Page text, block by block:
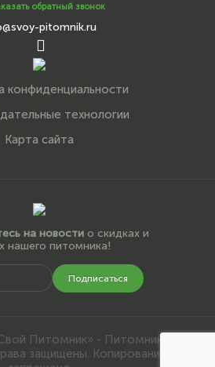
обратный звонок
pitomnik.ru
конфиденциальности
технологии
Карта сайта
на новостио скидках и
нашего питомника!
Подписаться
Питомник» - Питомник
защищены. Копирование